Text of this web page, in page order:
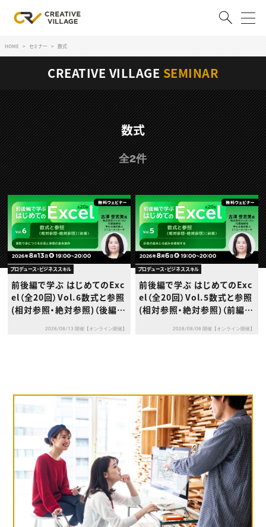
ログイン 会員登録
RECRUIT
クリエイター求人を探す
CREATIVE JOB求人検索
特集求人
採用説明会
転職支援サービス
CONTENTS
スキルアップしたい！
スキルアップしたい！ トップ
デザイン
プログラミング
動画配信・映像制作
編集・ライティング
マーケティング
ディレクション
業界解説・キャリア事情
お役立ち基礎知識
TOP Creator’s コラム
TOP Creator’s コラム トップ
Webクリエイター
アプリクリエイター
ゲームクリエイター
映像クリエイター
マーケッター
クリエイターインタビュー
セミナー
ニュース・トレンド
ニュース・トレンド トップ
プロフェッショナル×つながる×メディア
HOME セミナー 数式
CREATIVE VILLAGE SEMINAR
数式
全2件
プロデュース・ビジネススキル
前後編で学ぶ はじめてのExc
el（全20回）Vol.6数式と参照
(相対参照・絶対参照)（後編）
照の基本操作～2026/08/13 開催【オンライン開催】
プロデュース・ビジネススキル
前後編で学ぶ はじめてのExc
el（全20回）Vol.5数式と参照
(相対参照・絶対参照)（前編）
2026/08/06 開催【オンライン開催】